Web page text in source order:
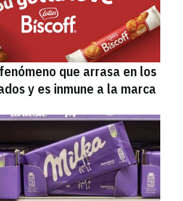
que arrasa en los
y es inmune a la marca